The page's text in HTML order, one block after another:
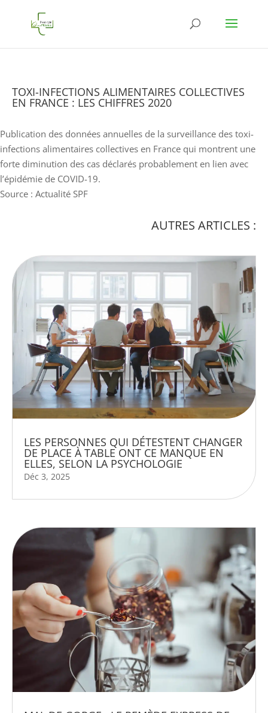
TOXI-INFECTIONS ALIMENTAIRES COLLECTIVES
EN FRANCE : LES CHIFFRES 2020
Publication des données annuelles de la surveillance des toxi-
infections alimentaires collectives en France qui montrent une
forte diminution des cas déclarés probablement en lien avec
l’épidémie de COVID-19.
Source : Actualité SPF
AUTRES ARTICLES :
LES PERSONNES QUI DÉTESTENT CHANGER
DE PLACE À TABLE ONT CE MANQUE EN
ELLES, SELON LA PSYCHOLOGIE
Déc 3, 2025